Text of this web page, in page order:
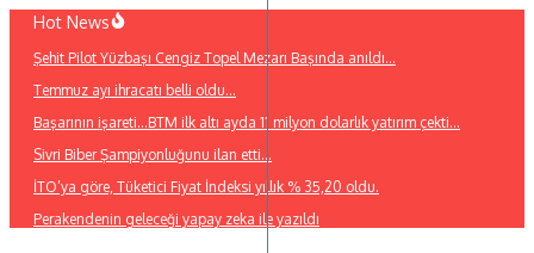
İçeriğe
Hot News
Şehit Pilot Yüzbaşı Cengiz Topel Mezarı Başında anıldı…
Temmuz ayı ihracatı belli oldu…
Başarının işareti…BTM ilk altı ayda 11 milyon dolarlık yatırım çekti…
Sivri Biber Şampiyonluğunu ilan etti…
İTO’ya göre, Tüketici Fiyat İndeksi yıllık % 35,20 oldu.
Perakendenin geleceği yapay zeka ile yazıldı